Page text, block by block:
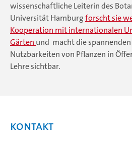
wissenschaftliche Leiterin des
Universität Hamburgforscht sie
Kooperation mit internationalen
Gärten und macht die
Nutzbarkeiten von Pflanzen in
Lehre sichtbar.
Kontakt